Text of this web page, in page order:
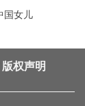
版权声明